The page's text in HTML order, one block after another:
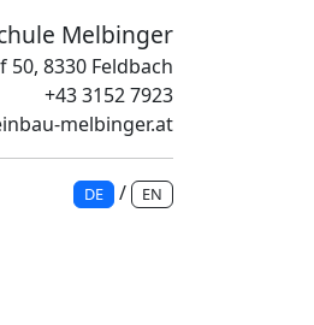
Melbinger
50, 8330 Feldbach
+43 3152 7923
melbinger.at
DE / EN